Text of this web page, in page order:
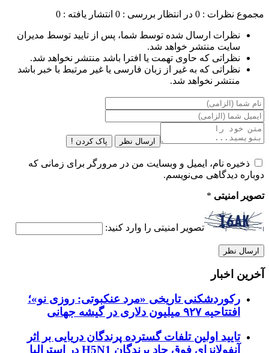
مجموع نظرات : 0 در انتظار بررسی : 0 انتشار یافته : 0
نظرات ارسال شده توسط شما، پس از تایید توسط مدیران
سایت منتشر خواهد شد.
نظراتی که حاوی تهمت یا افترا باشد منتشر نخواهد شد.
نظراتی که به غیر از زبان فارسی یا غیر مرتبط با خبر باشد
منتشر نخواهد شد.
ارسال نظر پاک کردن !
ذخیره نام، ایمیل و وبسایت من در مرورگر برای زمانی که
دوباره دیدگاهی می‌نویسم.
تصویر امنیتی *
تصویر امنیتی را وارد کنید:
آخرین اخبار
رکوردشکنی تاریخی «مرد عنکبوتی: روزی نو»؛
افتتاحیه ۹۲۷ میلیون دلاری در گیشه جهانی
تایید اولین تلفات گسترده پرندگان دریایی بر اثر
آنفولانزای فوق حاد پرندگان H5N1 در استرالیا